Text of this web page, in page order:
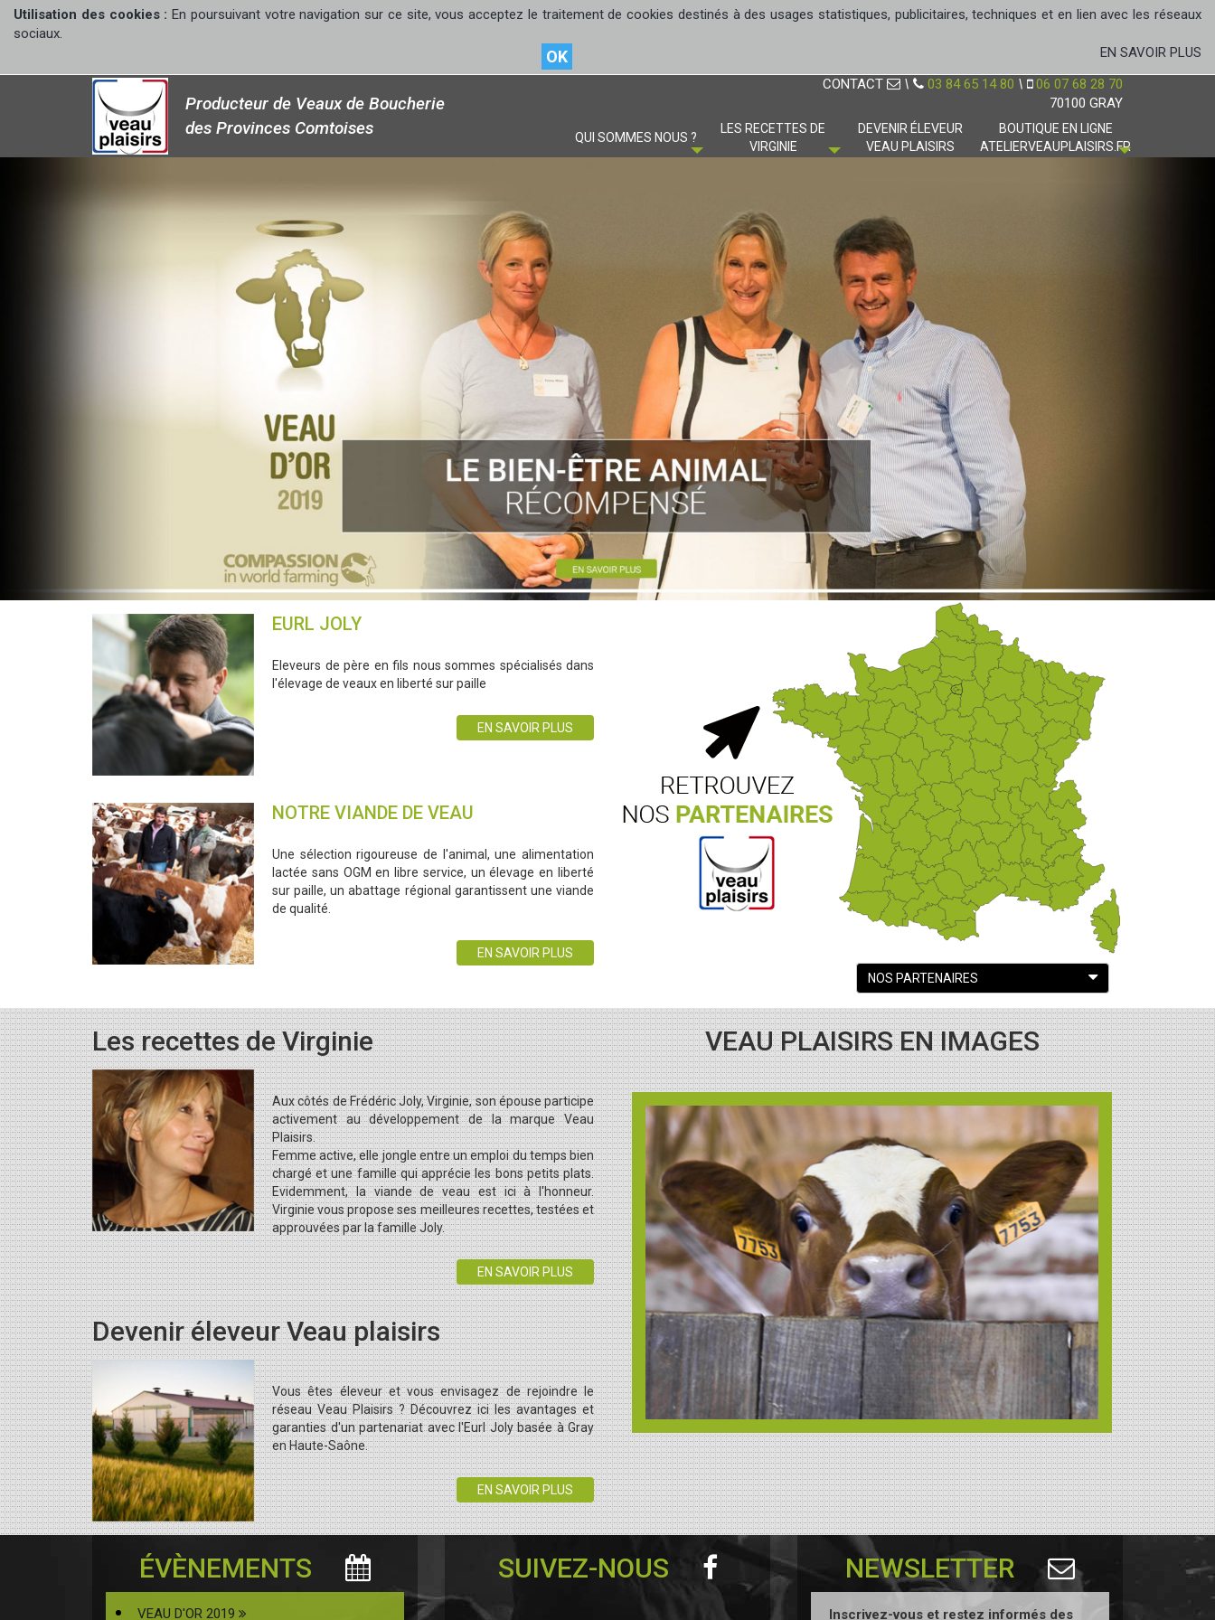
Utilisation des cookies :En poursuivant votre navigation sur ce site, vous acceptez le traitement de cookies destinés à des usages statistiques, publicitaires, techniques et en lien avec les réseaux
sociaux.
OK EN SAVOIR PLUS
Producteur de Veaux de Boucherie
des Provinces Comtoises
CONTACT \ 03 84 65 14 80 \ 06 07 68 28 70
70100 GRAY
QUI SOMMES NOUS ?
LES RECETTES DE
VIRGINIE
DEVENIR ÉLEVEUR
VEAU PLAISIRS
BOUTIQUE EN LIGNE
ATELIERVEAUPLAISIRS.FR
EURL JOLY
Eleveurs de père en fils nous sommes spécialisés dans
l'élevage de veaux en liberté sur paille
EN SAVOIR PLUS
NOTRE VIANDE DE VEAU
Une sélection rigoureuse de l'animal, une alimentation
lactée sans OGM en libre service, un élevage en liberté
sur paille, un abattage régional garantissent une viande
de qualité.
EN SAVOIR PLUS
NOS PARTENAIRES
Les recettes de Virginie
Aux côtés de Frédéric Joly, Virginie, son épouse participe
activement au développement de la marque Veau
Plaisirs.
Femme active, elle jongle entre un emploi du temps bien
chargé et une famille qui apprécie les bons petits plats.
Evidemment, la viande de veau est ici à l'honneur.
Virginie vous propose ses meilleures recettes, testées et
approuvées par la famille Joly.
EN SAVOIR PLUS
Devenir éleveur Veau plaisirs
Vous êtes éleveur et vous envisagez de rejoindre le
réseau Veau Plaisirs ? Découvrez ici les avantages et
garanties d'un partenariat avec l'Eurl Joly basée à Gray
en Haute-Saône.
EN SAVOIR PLUS
VEAU PLAISIRS EN IMAGES
ÉVÈNEMENTS
VEAU D'OR 2019
SUIVEZ-NOUS NEWSLETTER
Inscrivez-vous et restez informés des